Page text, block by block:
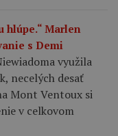
hlúpe.“ Marlen
s Demi
využila
necelých desať
Mont Ventoux si
v celkovom